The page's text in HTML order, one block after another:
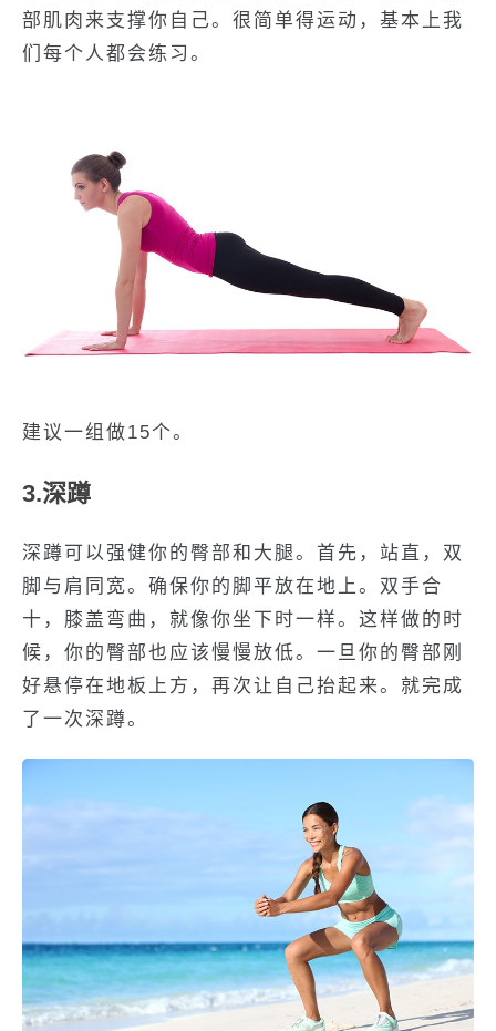
部肌肉来支撑你自己。很简单得运动，基本上我
们每个人都会练习。
建议一组做15个。
3.深蹲
深蹲可以强健你的臀部和大腿。首先，站直，双
脚与肩同宽。确保你的脚平放在地上。双手合
十，膝盖弯曲，就像你坐下时一样。这样做的时
候，你的臀部也应该慢慢放低。一旦你的臀部刚
好悬停在地板上方，再次让自己抬起来。就完成
了一次深蹲。